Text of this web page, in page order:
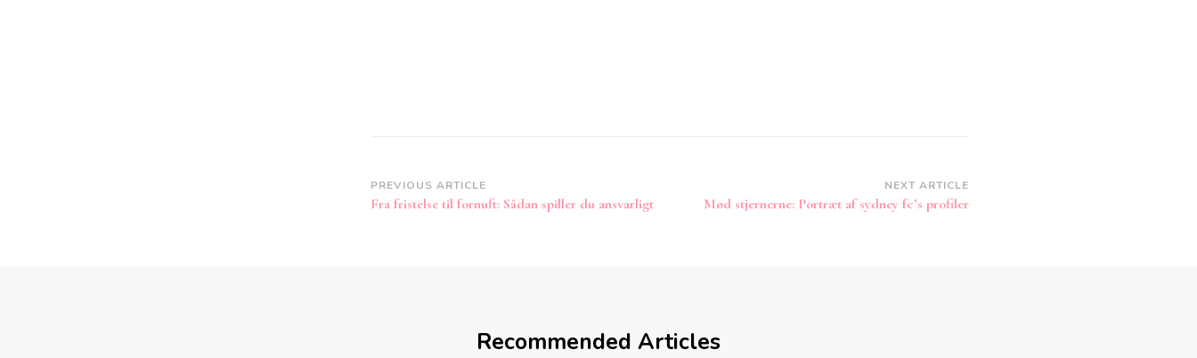
Post
Navigation
PREVIOUS ARTICLE
Fra fristelse til fornuft: Sådan spiller du ansvarligt
NEXT ARTICLE
Mød stjernerne: Portræt af sydney fc’s profiler
Recommended Articles